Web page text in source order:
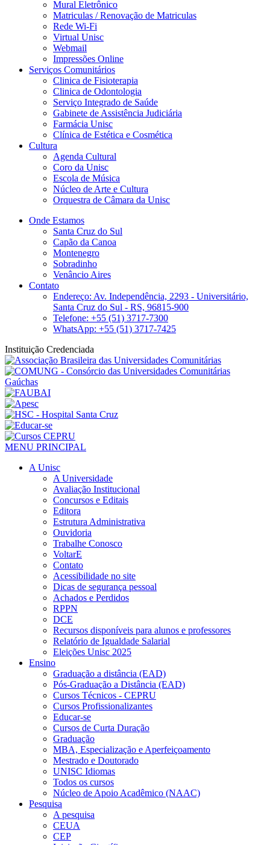
Mural Eletrônico
Matriculas / Renovação de Matriculas
Rede Wi-Fi
Virtual Unisc
Webmail
Impressões Online
Serviços Comunitários
Clinica de Fisioterapia
Clinica de Odontologia
Serviço Integrado de Saúde
Gabinete de Assistência Judiciária
Farmácia Unisc
Clínica de Estética e Cosmética
Cultura
Agenda Cultural
Coro da Unisc
Escola de Música
Núcleo de Arte e Cultura
Orquestra de Câmara da Unisc
Onde Estamos
Santa Cruz do Sul
Capão da Canoa
Montenegro
Sobradinho
Venâncio Aires
Contato
Endereço: Av. Independência, 2293 - Universitário,
Santa Cruz do Sul - RS, 96815-900
Telefone: +55 (51) 3717-7300
WhatsApp: +55 (51) 3717-7425
Instituição Credenciada
MENU PRINCIPAL
A Unisc
A Universidade
Avaliação Institucional
Concursos e Editais
Editora
Estrutura Administrativa
Ouvidoria
Trabalhe Conosco
VoltarE
Contato
Acessibilidade no site
Dicas de segurança pessoal
Achados e Perdidos
RPPN
DCE
Recursos disponíveis para alunos e professores
Relatório de Igualdade Salarial
Eleições Unisc 2025
Ensino
Graduação a distância (EAD)
Pós-Graduação a Distância (EAD)
Cursos Técnicos - CEPRU
Cursos Profissionalizantes
Educar-se
Cursos de Curta Duração
Graduação
MBA, Especialização e Aperfeiçoamento
Mestrado e Doutorado
UNISC Idiomas
Todos os cursos
Núcleo de Apoio Acadêmico (NAAC)
Pesquisa
A pesquisa
CEUA
CEP